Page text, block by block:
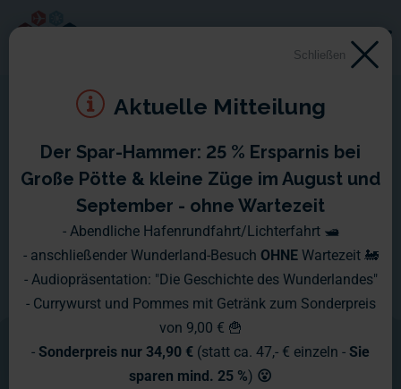
Santa Fu
Auch im Wunderland gibt es
Kriminelle und so beschloss die
Wunderländer Regierung schon im
Gründungsjahr 2001 ein
Hochsicherheitsgefängnis zu bauen.
Schließen
Aktuelle Mitteilung
Der Spar-Hammer: 25 % Ersparnis bei
Große Pötte & kleine Züge im August und
September - ohne Wartezeit
- Abendliche Hafenrundfahrt/Lichterfahrt 🛥️
- anschließender Wunderland-Besuch OHNE Wartezeit 🚂
- Audiopräsentation: "Die Geschichte des Wunderlandes"
- Currywurst und Pommes mit Getränk zum Sonderpreis
von 9,00 € 🍟
- Sonderpreis nur 34,90 € (statt ca. 47,- € einzeln - Sie
sparen mind. 25 %) 😮